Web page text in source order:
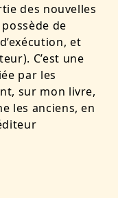
des nouvelles
de
et
C’est une
par les
sur mon livre,
les anciens, en